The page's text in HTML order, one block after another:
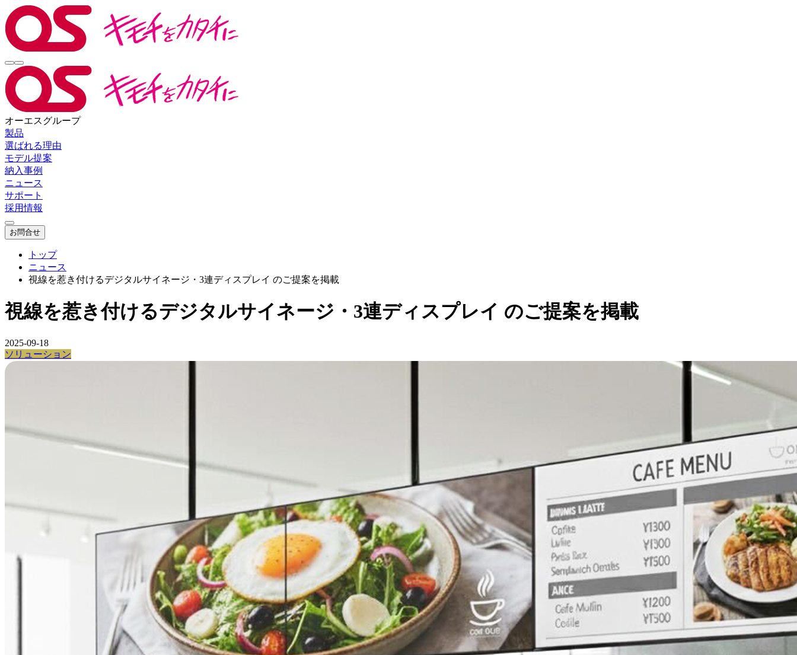
オーエスグループ
製品
選ばれる理由
モデル提案
納入事例
ニュース
サポート
採用情報
お問合せ
トップ
ニュース
視線を惹き付けるデジタルサイネージ・3連ディスプレイ のご提案を掲載
視線を惹き付けるデジタルサイネージ・3連ディスプレイ のご提案を掲載
2025-09-18
ソリューション